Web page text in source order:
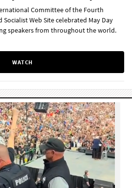
Committee of the Fourth
Web Site celebrated May Day
speakers from throughout the world.
WATCH